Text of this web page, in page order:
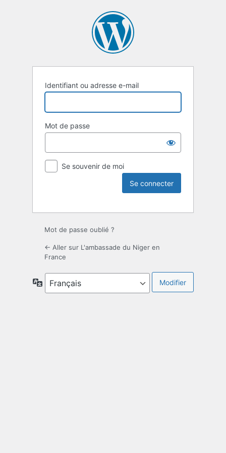
Identifiant ou adresse e-mail
Mot de passe
Se souvenir de moi
Mot de passe oublié ?
← Aller sur L'ambassade du Niger en
France
Langue